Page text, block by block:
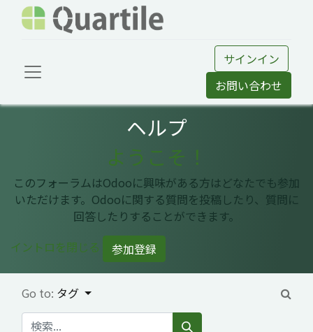
サインイン
お問い合わせ
ヘルプ
ようこそ！
このフォーラムはOdooに興味がある方はどなたでも参加
いただけます。Odooに関する質問を投稿したり、質問に
回答したりすることができます。
イントロを閉じる
参加登録
Go to: タグ